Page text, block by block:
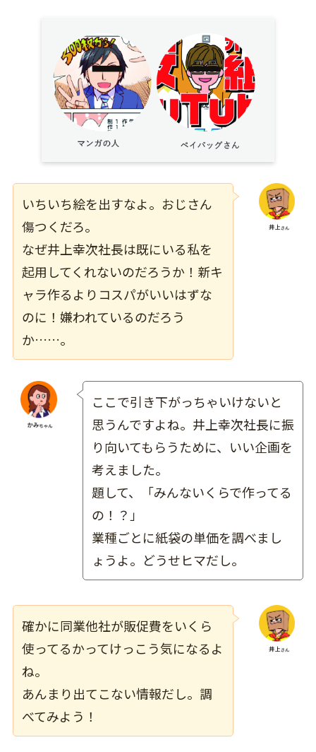
いちいち絵を出すなよ。おじさん
傷つくだろ。
なぜ井上幸次社長は既にいる私を
起用してくれないのだろうか！新キ
ャラ作るよりコスパがいいはずな
のに！嫌われているのだろう
か……。
ここで引き下がっちゃいけないと
思うんですよね。井上幸次社長に振
り向いてもらうために、いい企画を
考えました。
題して、「みんないくらで作ってる
の！？」
業種ごとに紙袋の単価を調べまし
ょうよ。どうせヒマだし。
確かに同業他社が販促費をいくら
使ってるかってけっこう気になるよ
ね。
あんまり出てこない情報だし。調
べてみよう！